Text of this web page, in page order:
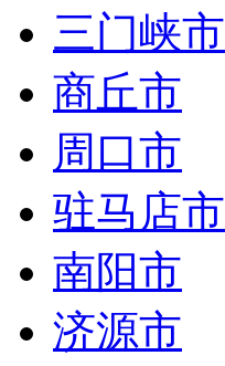
三门峡市
商丘市
周口市
驻马店市
南阳市
济源市